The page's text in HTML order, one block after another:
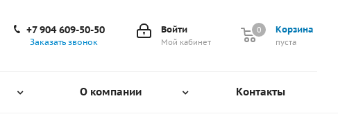
Корзина
0
пуста
0
Войти
Мой кабинет
+7 904 609-50-50
Заказать звонок
О компании Контакты